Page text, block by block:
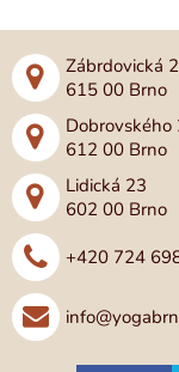
Zábrdovická 2
615 00 Brno
Dobrovského
612 00 Brno
Lidická 23
602 00 Brno
+420 724